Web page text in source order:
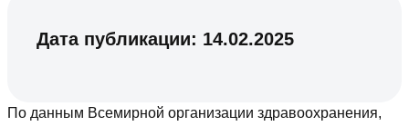
Дата публикации: 14.02.2025
По данным Всемирной организации здравоохранения,